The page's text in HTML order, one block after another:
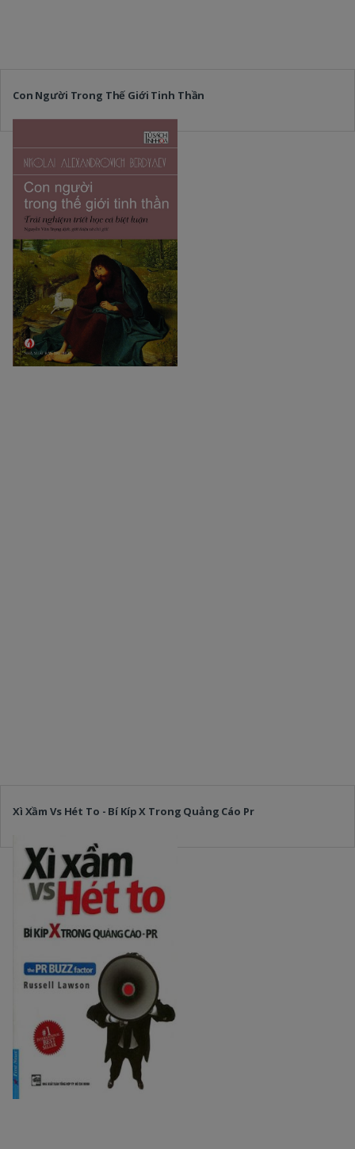
Con Người Trong Thế Giới Tinh Thần
Xì Xầm Vs Hét To - Bí Kíp X Trong Quảng Cáo Pr